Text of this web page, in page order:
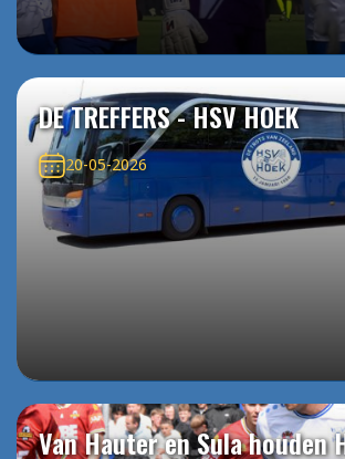
DE TREFFERS - HSV HOEK
20-05-2026
Van Hauter en Sula houden